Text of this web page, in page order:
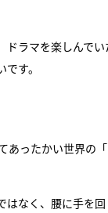
ラマを楽しんで
す。
あったかい世界の
なく、腰に手を